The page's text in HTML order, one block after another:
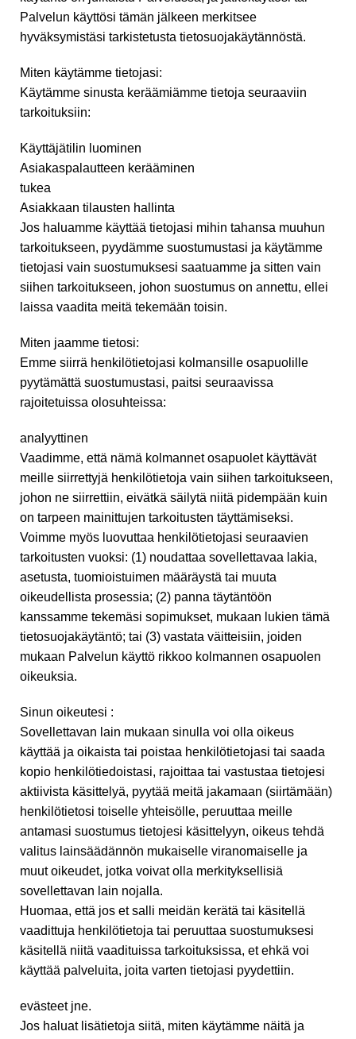
Palvelun käyttösi tämän jälkeen merkitsee
hyväksymistäsi tarkistetusta tietosuojakäytännöstä.
Miten käytämme tietojasi:
Käytämme sinusta keräämiämme tietoja seuraaviin
tarkoituksiin:
Käyttäjätilin luominen
Asiakaspalautteen kerääminen
tukea
Asiakkaan tilausten hallinta
Jos haluamme käyttää tietojasi mihin tahansa muuhun
tarkoitukseen, pyydämme suostumustasi ja käytämme
tietojasi vain suostumuksesi saatuamme ja sitten vain
siihen tarkoitukseen, johon suostumus on annettu, ellei
laissa vaadita meitä tekemään toisin.
Miten jaamme tietosi:
Emme siirrä henkilötietojasi kolmansille osapuolille
pyytämättä suostumustasi, paitsi seuraavissa
rajoitetuissa olosuhteissa:
analyyttinen
Vaadimme, että nämä kolmannet osapuolet käyttävät
meille siirrettyjä henkilötietoja vain siihen tarkoitukseen,
johon ne siirrettiin, eivätkä säilytä niitä pidempään kuin
on tarpeen mainittujen tarkoitusten täyttämiseksi.
Voimme myös luovuttaa henkilötietojasi seuraavien
tarkoitusten vuoksi: (1) noudattaa sovellettavaa lakia,
asetusta, tuomioistuimen määräystä tai muuta
oikeudellista prosessia; (2) panna täytäntöön
kanssamme tekemäsi sopimukset, mukaan lukien tämä
tietosuojakäytäntö; tai (3) vastata väitteisiin, joiden
mukaan Palvelun käyttö rikkoo kolmannen osapuolen
oikeuksia.
Sinun oikeutesi :
Sovellettavan lain mukaan sinulla voi olla oikeus
käyttää ja oikaista tai poistaa henkilötietojasi tai saada
kopio henkilötiedoistasi, rajoittaa tai vastustaa tietojesi
aktiivista käsittelyä, pyytää meitä jakamaan (siirtämään)
henkilötietosi toiselle yhteisölle, peruuttaa meille
antamasi suostumus tietojesi käsittelyyn, oikeus tehdä
valitus lainsäädännön mukaiselle viranomaiselle ja
muut oikeudet, jotka voivat olla merkityksellisiä
sovellettavan lain nojalla.
Huomaa, että jos et salli meidän kerätä tai käsitellä
vaadittuja henkilötietoja tai peruuttaa suostumuksesi
käsitellä niitä vaadituissa tarkoituksissa, et ehkä voi
käyttää palveluita, joita varten tietojasi pyydettiin.
evästeet jne.
Jos haluat lisätietoja siitä, miten käytämme näitä ja